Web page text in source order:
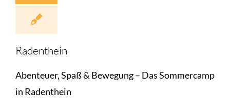
Radenthein
Abenteuer, Spaß & Bewegung – Das Sommercamp
in Radenthein